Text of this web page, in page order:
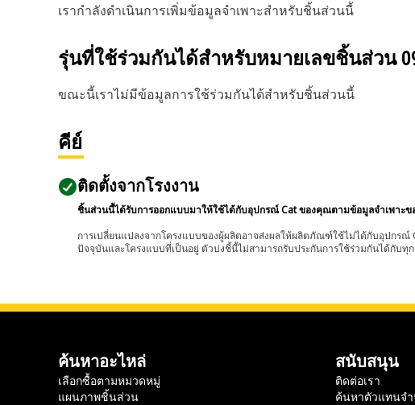
เรากำลังดำเนินการเพิ่มข้อมูลจำเพาะสำหรับชิ้นส่วนนี้
รุ่นที่ใช้ร่วมกันได้สำหรับหมายเลขชิ้นส่วน
ขณะนี้เราไม่มีข้อมูลการใช้ร่วมกันได้สำหรับชิ้นส่วนนี้
คีย์
ติดตั้งจากโรงงาน
ชิ้นส่วนนี้ได้รับการออกแบบมาให้ใช้ได้กับอุปกรณ์ Cat ของคุณตามข้อมูลจำเพาะข
การเปลี่ยนแปลงจากโครงแบบของผู้ผลิตอาจส่งผลให้ผลิตภัณฑ์ใช้ไม่ได้กับอุปก
ปัจจุบันและโครงแบบที่เป็นอยู่ ตัวบ่งชี้นี้ไม่สามารถรับประกันการใช้ร่วมกันได้กับทุ
ค้นหาอะไหล่
เลือกซื้อตามหมวดหมู่
แผนภาพชิ้นส่วน
สนับสนุน
ติดต่อเรา
ค้นหาตัวแทนจ